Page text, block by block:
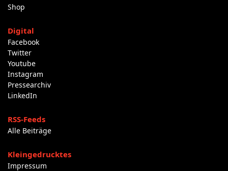
Shop
Digital
Facebook
Twitter
Youtube
Instagram
Pressearchiv
LinkedIn
RSS-Feeds
Alle Beiträge
Kleingedrucktes
Impressum